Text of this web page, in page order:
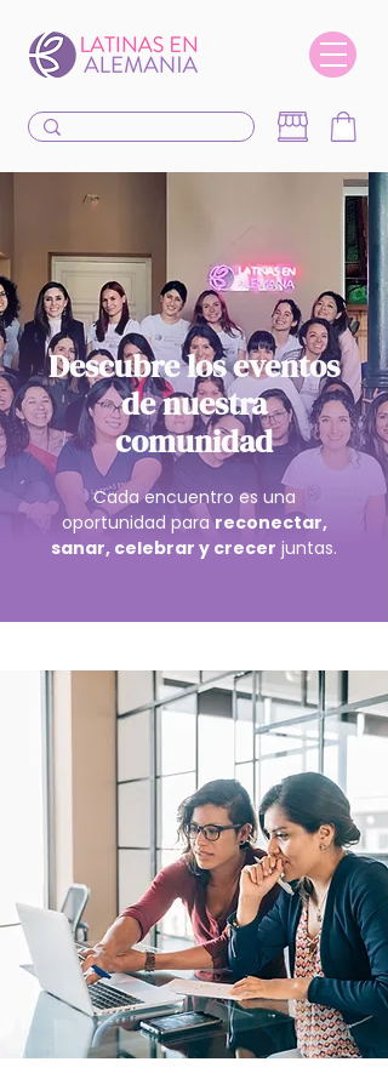
Descubre los eventos
de nuestra
comunidad
Cada encuentro es una
oportunidad parareconectar,
sanar, celebrar y crecer juntas.